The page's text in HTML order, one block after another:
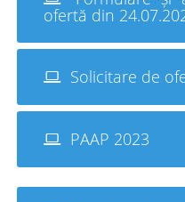
ofertă din
Solicitare de
PAAP 2023